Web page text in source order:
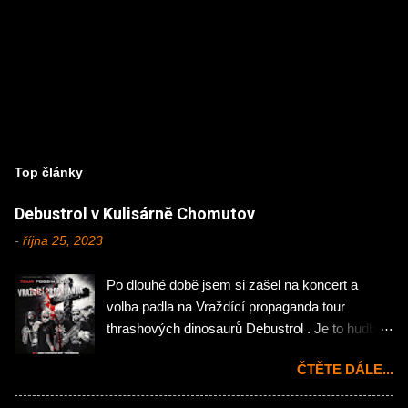
Top články
Debustrol v Kulisárně Chomutov
- října 25, 2023
Po dlouhé době jsem si zašel na koncert a
volba padla na Vraždící propaganda tour
thrashových dinosaurů Debustrol . Je to hudba
návštěvu chomutovské Kulisárny. Koncert
zahájila domácí rock'n'rollová pecka Hejtman .
ČTĚTE DÁLE...